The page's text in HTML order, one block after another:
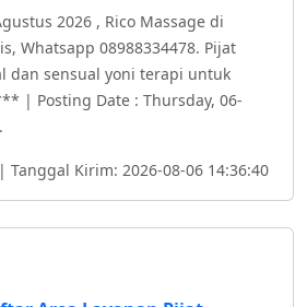
2026 , Rico Massage di
Whatsapp 08988334478. Pijat
dan sensual yoni terapi untuk
| Posting Date : Thursday, 06-
Tanggal Kirim: 2026-08-06 14:36:40